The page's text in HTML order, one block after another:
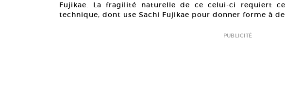
Fujikae. La fragilité naturelle de ce celui-ci requiert
technique, dont use Sachi Fujikae pour donner forme à
PUBLICITÉ